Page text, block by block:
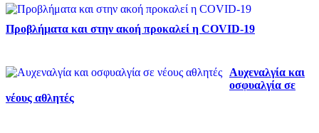
Προβλήματα και στην ακοή προκαλεί η COVID-19
Αυχεναλγία και
οσφυαλγία σε
νέους αθλητές